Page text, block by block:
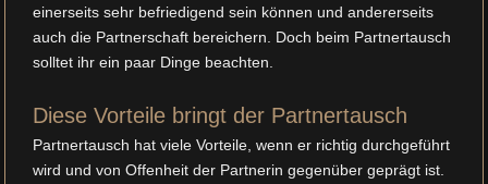
einerseits sehr befriedigend sein können und andererseits
auch die Partnerschaft bereichern. Doch beim Partnertausch
solltet ihr ein paar Dinge beachten.
Diese Vorteile bringt der Partnertausch
Partnertausch hat viele Vorteile, wenn er richtig durchgeführt
wird und von Offenheit der Partnerin gegenüber geprägt ist.